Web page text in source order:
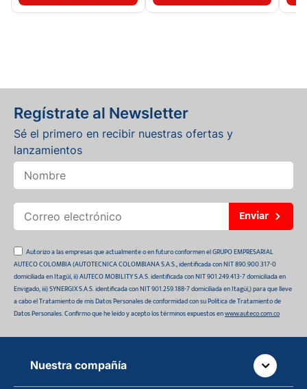
Regístrate al Newsletter
Sé el primero en recibir nuestras ofertas y
lanzamientos
Enviar
Autorizo a las empresas que actualmente o en futuro conformen el GRUPO EMPRESARIAL
AUTECO COLOMBIA (AUTOTECNICA COLOMBIANA S.A.S., identificada con NIT 890.900.317-0
domiciliada en Itagüí, ii) AUTECO MOBILITY S.A.S. identificada con NIT 901.249.413-7 domiciliada en
Envigado, iii) SYNERGIX S.A.S. identificada con NIT 901.259.188-7 domiciliada en Itagüí,) para que lleve
a cabo el Tratamiento de mis Datos Personales de conformidad con su Política de Tratamiento de
Datos Personales. Confirmo que he leído y acepto los términos expuestos enwww.auteco.com.co
Nuestra compañía